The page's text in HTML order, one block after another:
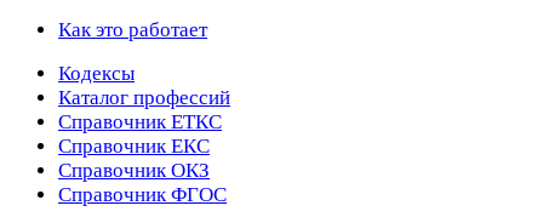
Как это работает
Кодексы
Каталог профессий
Справочник ЕТКС
Справочник ЕКС
Справочник ОКЗ
Справочник ФГОС